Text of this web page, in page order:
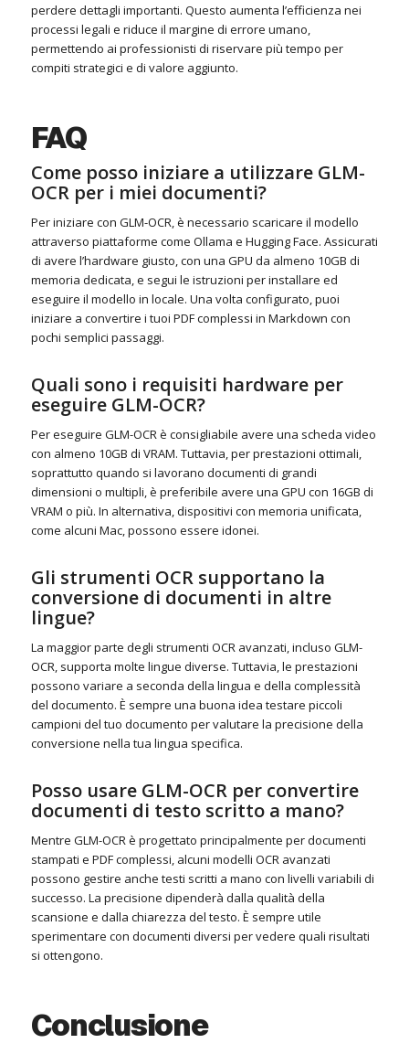
perdere dettagli importanti. Questo aumenta l’efficienza nei
processi legali e riduce il margine di errore umano,
permettendo ai professionisti di riservare più tempo per
compiti strategici e di valore aggiunto.
FAQ
Come posso iniziare a utilizzare GLM-
OCR per i miei documenti?
Per iniziare con GLM-OCR, è necessario scaricare il modello
attraverso piattaforme come Ollama e Hugging Face. Assicurati
di avere l’hardware giusto, con una GPU da almeno 10GB di
memoria dedicata, e segui le istruzioni per installare ed
eseguire il modello in locale. Una volta configurato, puoi
iniziare a convertire i tuoi PDF complessi in Markdown con
pochi semplici passaggi.
Quali sono i requisiti hardware per
eseguire GLM-OCR?
Per eseguire GLM-OCR è consigliabile avere una scheda video
con almeno 10GB di VRAM. Tuttavia, per prestazioni ottimali,
soprattutto quando si lavorano documenti di grandi
dimensioni o multipli, è preferibile avere una GPU con 16GB di
VRAM o più. In alternativa, dispositivi con memoria unificata,
come alcuni Mac, possono essere idonei.
Gli strumenti OCR supportano la
conversione di documenti in altre
lingue?
La maggior parte degli strumenti OCR avanzati, incluso GLM-
OCR, supporta molte lingue diverse. Tuttavia, le prestazioni
possono variare a seconda della lingua e della complessità
del documento. È sempre una buona idea testare piccoli
campioni del tuo documento per valutare la precisione della
conversione nella tua lingua specifica.
Posso usare GLM-OCR per convertire
documenti di testo scritto a mano?
Mentre GLM-OCR è progettato principalmente per documenti
stampati e PDF complessi, alcuni modelli OCR avanzati
possono gestire anche testi scritti a mano con livelli variabili di
successo. La precisione dipenderà dalla qualità della
scansione e dalla chiarezza del testo. È sempre utile
sperimentare con documenti diversi per vedere quali risultati
si ottengono.
Conclusione